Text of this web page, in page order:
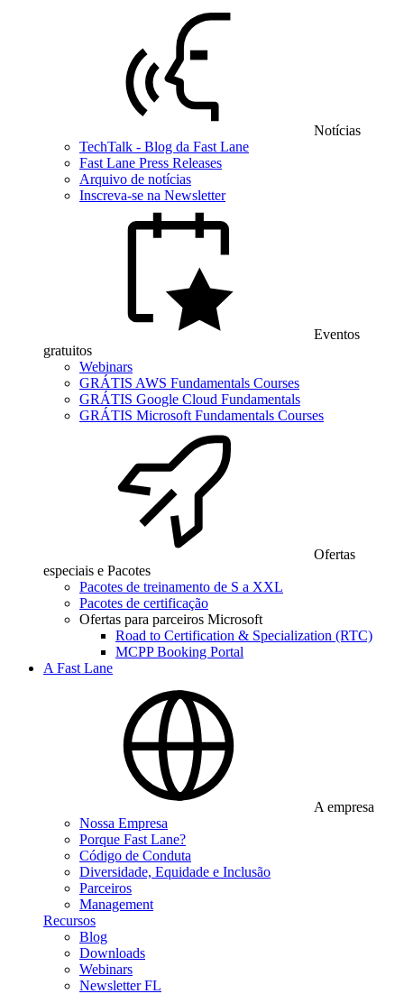
Notícias
TechTalk - Blog da Fast Lane
Fast Lane Press Releases
Arquivo de notícias
Inscreva-se na Newsletter
Eventos
gratuitos
Webinars
GRÁTIS AWS Fundamentals Courses
GRÁTIS Google Cloud Fundamentals
GRÁTIS Microsoft Fundamentals Courses
Ofertas
especiais e Pacotes
Pacotes de treinamento de S a XXL
Pacotes de certificação
Ofertas para parceiros Microsoft
Road to Certification & Specialization (RTC)
MCPP Booking Portal
A Fast Lane
A empresa
Nossa Empresa
Porque Fast Lane?
Código de Conduta
Diversidade, Equidade e Inclusão
Parceiros
Management
Recursos
Blog
Downloads
Webinars
Newsletter FL